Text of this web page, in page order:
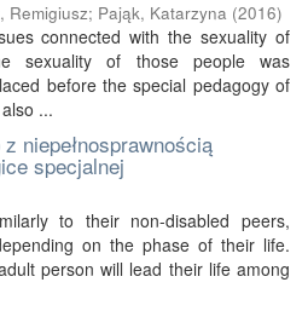
Remigiusz; Pająk, Katarzyna (2016)
connected with the sexuality of
sexuality of those people was
before the special pedagogy of
...
niepełnosprawnością
specjalnej
to their non-disabled peers,
on the phase of their life.
person will lead their life among